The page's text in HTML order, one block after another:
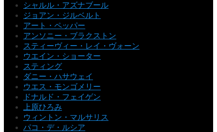
シャルル・アズナブール
ジョアン・ジルベルト
アート・ペッパー
アンソニー・ブラクストン
スティーヴィー・レイ・ヴォーン
ウエイン・ショーター
スティング
ダニー・ハサウェイ
ウエス・モンゴメリー
ドナルド・フェイゲン
上原ひろみ
ウィントン・マルサリス
パコ・デ・ルシア